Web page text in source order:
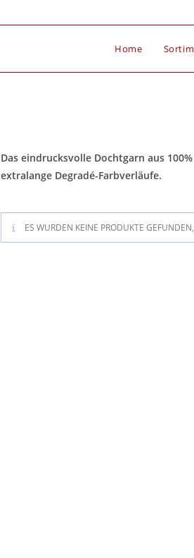
Home
Das eindrucksvolle Dochtgarn aus
extralange Degradé-Farbverläufe.
ES WURDEN KEINE PRODUKTE